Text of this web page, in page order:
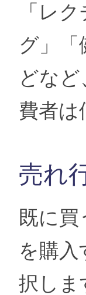
「レ
グ」
どな
費者は
売れ
既に
を購
択しま